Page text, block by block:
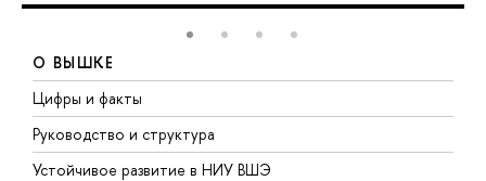
О ВЫШКЕ
Цифры и факты
Руководство и структура
Устойчивое развитие в НИУ ВШЭ